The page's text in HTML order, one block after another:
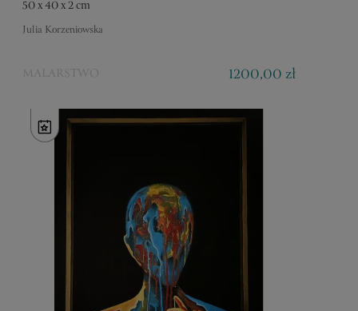
50 x 40 x 2 cm
Julia Korzeniowska
MALARSTWO 1200,00 zł